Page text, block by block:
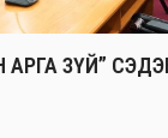
ЗҮЙ” СЭДЭВТ